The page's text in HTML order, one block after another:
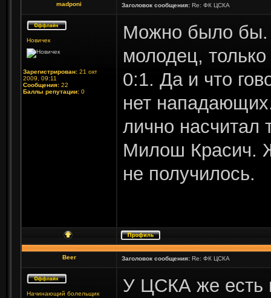
madponi Заголовок сообщения: Re: ФК ЦСКА
Новичек
Зарегистрирован: 21 окт
2009, 09:11
Сообщения: 22
Баллы репутации: 0
Можно было
молодец, только
0:1. Да и что
нет
лично насчитал
Милош Красич.
не получилось.
Beer Заголовок сообщения: Re: ФК ЦСКА
Начинающий болельщик
У ЦСКА же есть